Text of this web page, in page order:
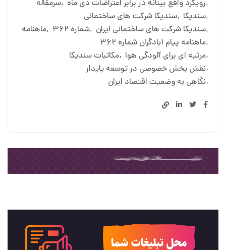
رویکرد واقع بینانه در برابر اعتراضات دی ماه سرمقاله
سندیکا سندیکا شرکت های ساختمانی
سندیکا شرکت های ساختمانی ایران شماره ۳۶۲
ماهنامه
ماهنامه پیام آبادگران شماره ۳۶۲
مرثیه ای برای آلودگی هوا مکاتبات سندیکا
نقش بخش خصوصی در توسعه پایدار
نگاهی به وضعیت اقتصاد ایران